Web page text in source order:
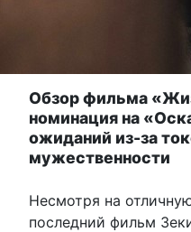
Обзор фильма
номинация на
ожиданий из-за
мужественности
Несмотря на
последний фильм